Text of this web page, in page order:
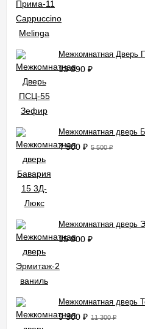
Межкомнатная Дверь
13 990 ₽
Межкомнатная дверь
4 500 ₽ 5 500₽
Межкомнатная дверь
15 900 ₽
Межкомнатная дверь
9 300 ₽ 11 300₽